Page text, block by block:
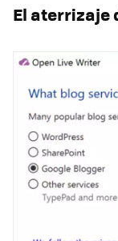
El aterrizaje